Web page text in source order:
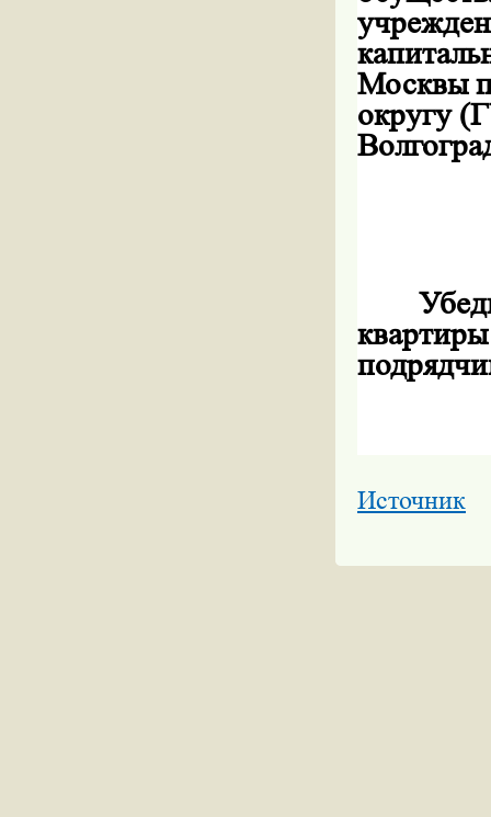
Москвы
округу
Источник